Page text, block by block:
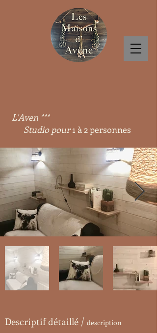
L'Aven ***
Studio pour1 à 2 personnes
Descriptif détaillé / description